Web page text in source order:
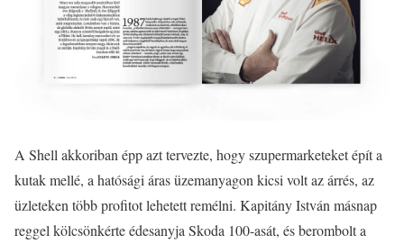
A Shell akkoriban épp azt tervezte, hogy szupermarketeket épít a
kutak mellé, a hatósági áras üzemanyagon kicsi volt az árrés, az
üzleteken több profitot lehetett remélni. Kapitány István másnap
reggel kölcsönkérte édesanyja Skoda 100-asát, és berombolt a